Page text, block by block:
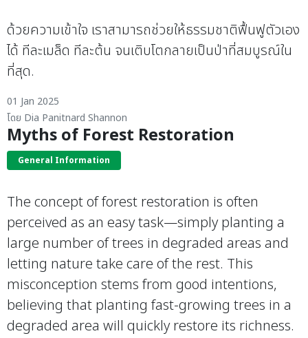
ด้วยความเข้าใจ เราสามารถช่วยให้ธรรมชาติฟื้นฟูตัวเอง
ได้ ทีละเมล็ด ทีละต้น จนเติบโตกลายเป็นป่าที่สมบูรณ์ใน
ที่สุด.
01 Jan 2025
โดย Dia Panitnard Shannon
Myths of Forest Restoration
General Information
The concept of forest restoration is often
perceived as an easy task—simply planting a
large number of trees in degraded areas and
letting nature take care of the rest. This
misconception stems from good intentions,
believing that planting fast-growing trees in a
degraded area will quickly restore its richness.